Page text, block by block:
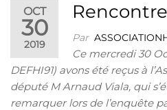
OCT
30
2019
Par
Ce mercredi 30
DEFHI91) avons été reçus à
député M Arnaud Viala, qui
remarquer lors de l’enquête